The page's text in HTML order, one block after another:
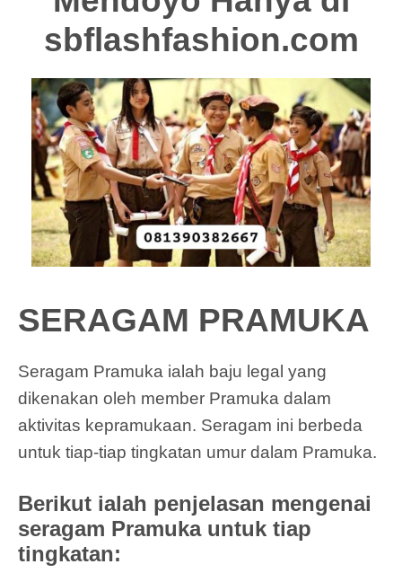
sbflashfashion.com
SERAGAM PRAMUKA
Seragam Pramuka ialah baju legal yang
dikenakan oleh member Pramuka dalam
aktivitas kepramukaan. Seragam ini berbeda
untuk tiap-tiap tingkatan umur dalam Pramuka.
Berikut ialah penjelasan mengenai
seragam Pramuka untuk tiap
tingkatan: